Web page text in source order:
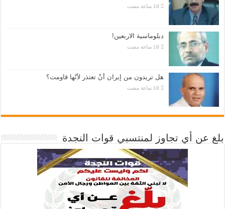
دبلوماسية الاربعين!
هل تريدون من إيران أنْ تعتذر لأنّها قاومت؟
بلغ عن أي تجاوز لمنتسبي قوات النجدة